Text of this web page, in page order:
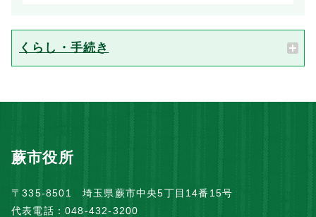
くらし・手続き
蕨市役所
〒335-8501 埼玉県蕨市中央5丁目14番15号
代表電話：048-432-3200